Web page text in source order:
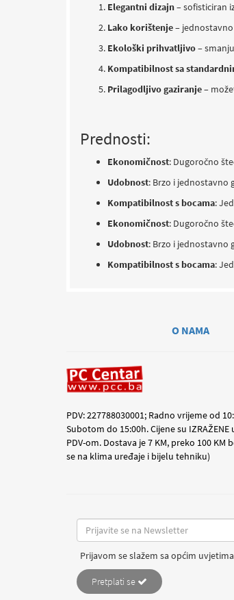
Elegantni dizajn– sofisticiran
Lako korištenje–
Ekološki prihvatljivo–
Kompatibilnost sa
Prilagodljivo gaziranje–
Prednosti:
Ekonomičnost: Dugoročno
Udobnost: Brzo i jednostavno
Kompatibilnost s bocama:
Ekonomičnost: Dugoročno
Udobnost: Brzo i jednostavno
Kompatibilnost s bocama:
O NAMA
PDV: 227788030001; Radno vrijeme od
Subotom do 15:00h. Cijene su IZRAŽENE
PDV-om. Dostava je 7 KM, preko 100 KM
se na klima uređaje i bijelu tehniku)
Prijavom se slažem sa općim
Pretplati se